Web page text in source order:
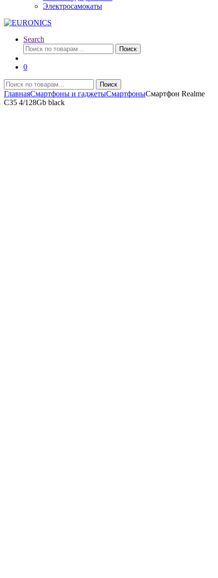
Электросамокаты
Search
Искать:
Поиск
0
Искать:
Поиск
ГлавнаяСмартфоны и гаджетыСмартфоныСмартфон Realme
C35 4/128Gb black